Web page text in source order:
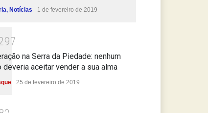
, Notícias 1 de fevereiro de 2019
97
na Serra da Piedade: nenhum
deveria aceitar vender a sua alma
25 de fevereiro de 2019